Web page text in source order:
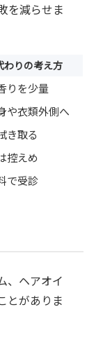
を減らせま
わりの考え方
りを少量
や衣類外側へ
き取る
控えめ
で受診
、ヘアオイ
とがありま